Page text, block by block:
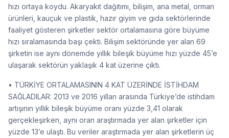
hızı ortaya koydu. Akaryakıt dağıtımı, bilişim, ana metal, orman
ürünleri, kauçuk ve plastik, hazır giyim ve gıda sektörlerinde
faaliyet gösteren şirketler sektör ortalamasına göre büyüme
hızı sıralamasında başı çekti. Bilişim sektöründe yer alan 69
şirketin ise aynı dönemde yıllık bileşik büyüme hızı yüzde 45’e
ulaşarak sektörün yaklaşık 4 kat üzerine çıktı.
• TÜRKİYE ORTALAMASININ 4 KAT ÜZERİNDE İSTİHDAM
SAĞLADILAR: 2013 ve 2016 yılları arasında Türkiye’de istihdam
artışının yıllık bileşik büyüme oranı yüzde 3,41 olarak
gerçekleşirken, aynı oran araştırmada yer alan şirketler için
yüzde 13’e ulaştı. Bu veriler araştırmada yer alan şirketlerin üç